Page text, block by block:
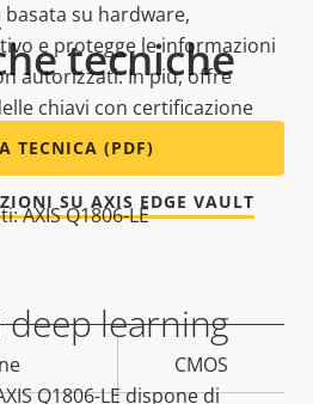
basata su hardware,
e protegge le informazioni
autorizzati. In più, offre
chiavi con certificazione
SU AXIS EDGE VAULT
deep learning
Q1806-LE dispone di
tecniche
TECNICA (PDF)
AXIS Q1806-LE
Valore
della
CMOS